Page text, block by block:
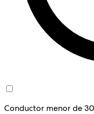
Conductor menor de